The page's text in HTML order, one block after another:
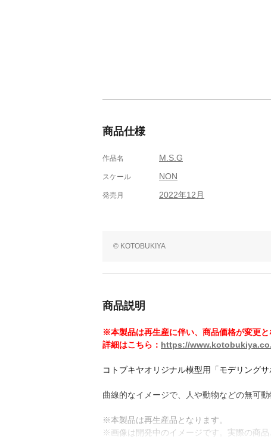
商品仕様
作品名 M.S.G
スケール NON
発売月 2022年12月
© KOTOBUKIYA
商品説明
※本製品は再生産に伴い、商品価格が変更と
詳細はこちら： https://
コトブキヤオリジナル模型用「モデリング
曲線的なイメージで、人や動物などの無可
※本製品は再生産品となります。
※画像は開発中のイメージです。実際の商品